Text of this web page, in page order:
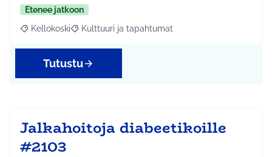
Etenee jatkoon
Rajaa tulokset aihepiirin mukaan: Kellokoski
Kellokoski Rajaa tulokset teeman mukaan: Kulttuuri ja
Kulttuuri ja tapahtumat
Tutustu
Jalkahoitoja diabeetikoille
#2103